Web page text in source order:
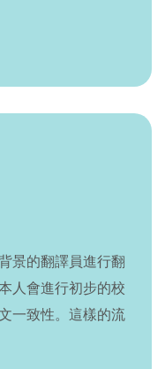
景的翻譯員進行翻
人會進行初步的校
一致性。這樣的流